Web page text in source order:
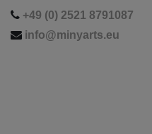
+49 (0) 2521 8791087
info@minyarts.eu